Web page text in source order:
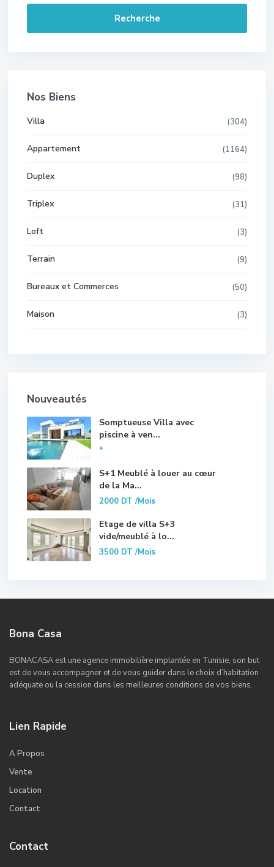
Recherche
Nos Biens
Villa (304)
Appartement (1164)
Duplex (98)
Triplex (31)
Loft (3)
Terrain (9)
Bureaux et Commerces (50)
Maison (3)
Nouveautés
Somptueuse Villa avec
piscine à ven...
*
S+1 Meublé à louer au cœur
de la Ma...
2000 DT/Mois
Etage de villa S+3
vide/meublé à lo...
3500 DT/Mois
Bona Casa
BONACASA est une agence immobilière implantée en Tunisie, son but
est de vous accompagner et de vous guider dans le choix d’habitation
adéquate ou la cession dans les meilleures conditions de vos biens.
Lien Rapide
A Propos
Vente
Location
Contact
Contact